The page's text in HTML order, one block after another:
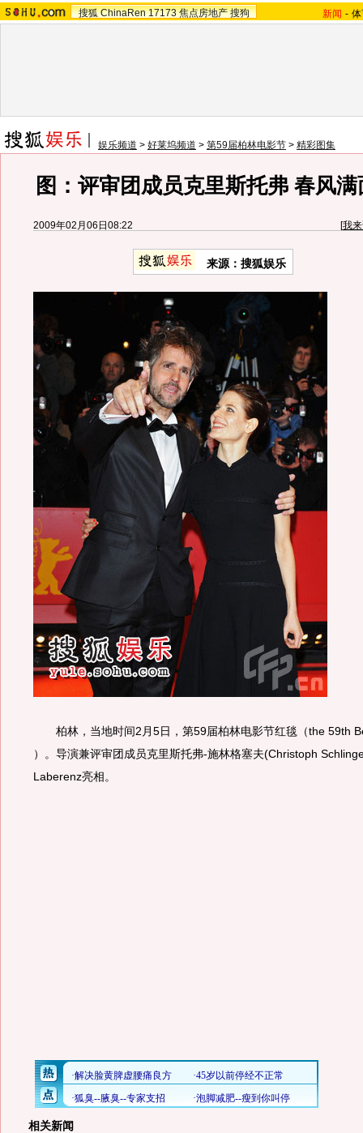
搜狐 ChinaRen 17173 焦点房地产 搜狗 新闻 -
娱乐频道 > 好莱坞频道 > 第59届柏林电影节 > 精彩图集
图：评审团成员克里斯托弗 春风
2009年02月06日08:22 [我
来源：搜狐娱乐
柏林，当地时间2月5日，第59届柏林电影节红毯（the 59th
）。导演兼评审团成员克里斯托弗-施林格塞夫(Christoph
Laberenz亮相。
相关新闻